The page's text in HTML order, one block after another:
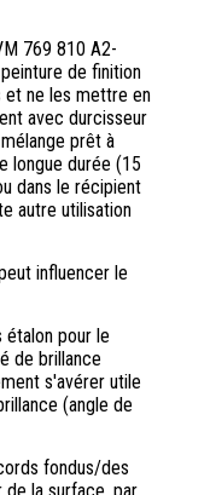
769 810 A2-
de finition
et ne les mettre en
avec durcisseur
prêt à
longue durée (15
dans le récipient
autre utilisation
influencer le
étalon pour le
de brillance
s'avérer utile
(angle de
fondus/des